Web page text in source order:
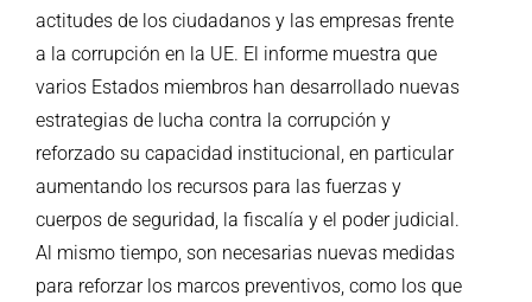
actitudes de los ciudadanos y las empresas frente
a la corrupción en la UE. El informe muestra que
varios Estados miembros han desarrollado nuevas
estrategias de lucha contra la corrupción y
reforzado su capacidad institucional, en particular
aumentando los recursos para las fuerzas y
cuerpos de seguridad, la fiscalía y el poder judicial.
Al mismo tiempo, son necesarias nuevas medidas
para reforzar los marcos preventivos, como los que